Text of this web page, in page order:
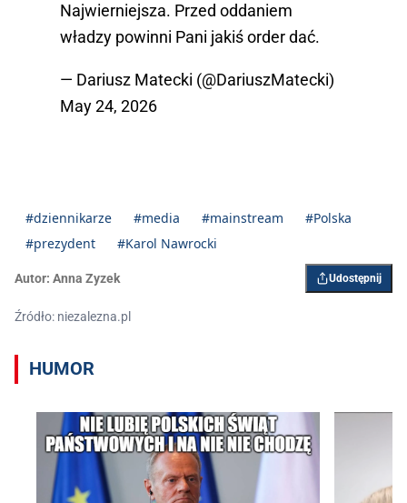
Najwierniejsza. Przed oddaniem
władzy powinni Pani jakiś order dać.
— Dariusz Matecki (@DariuszMatecki)
May 24, 2026
#dziennikarze #media #mainstream
#Polska
#prezydent
#Karol Nawrocki
Autor: Anna Zyzek Udostępnij
Źródło: niezalezna.pl
HUMOR